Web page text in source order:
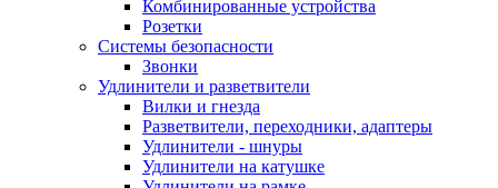
Комбинированные устройства
Розетки
Системы безопасности
Звонки
Удлинители и разветвители
Вилки и гнезда
Разветвители, переходники, адаптеры
Удлинители - шнуры
Удлинители на катушке